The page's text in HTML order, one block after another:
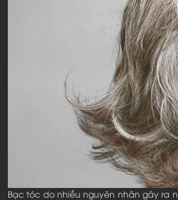
Bạc tóc do nhiều nguyên nhân gây ra